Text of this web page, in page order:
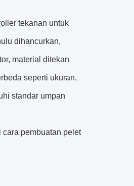
tekanan untuk
dihancurkan,
material ditekan
seperti ukuran,
standar umpan
cara pembuatan pelet